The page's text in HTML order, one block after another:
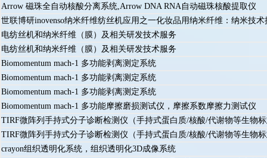
Arrow 磁珠全自动核酸分离系统,Arrow DNA RNA自动磁珠核酸提取仪
世联博研inovenso纳米纤维纺丝机应用之一化妆品用纳米纤维：纳米技
电纺丝机和纳米纤维（膜）及相关研发技术服务
电纺丝机和纳米纤维（膜）及相关研发技术服务
Biomomentum mach-1 多功能剥离测定系统
Biomomentum mach-1 多功能剥离测定系统
Biomomentum mach-1 多功能剥离测定系统
Biomomentum mach-1 多功能摩擦磨损测试仪，摩擦系数摩擦力测试仪
TIRF微阵列手持式分子诊断检测仪（手持式蛋白质/核酸/代谢物等生物
TIRF微阵列手持式分子诊断检测仪（手持式蛋白质/核酸/代谢物等生物
crayon组织透明化系统，组织透明化3D成像系统